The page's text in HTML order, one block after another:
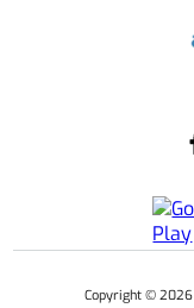
Copyright © 2026